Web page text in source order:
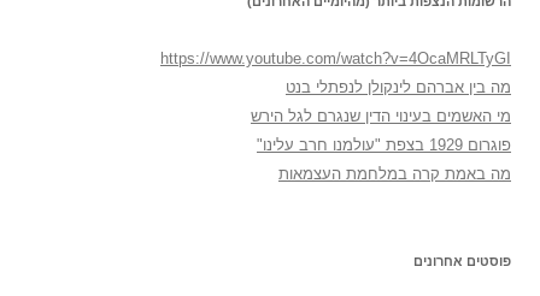
https://www.youtube.com/watch?v=4OcaMRLTyGI
מה בין אברהם לינקולן לנפתלי בנט
מי האשמים בעינוי הדין שנגרם לגל הירש
פוגרום 1929 בצפת "עולמנו חרב עלינו"
מה באמת קרה במלחמת העצמאות
פוסטים אחרונים